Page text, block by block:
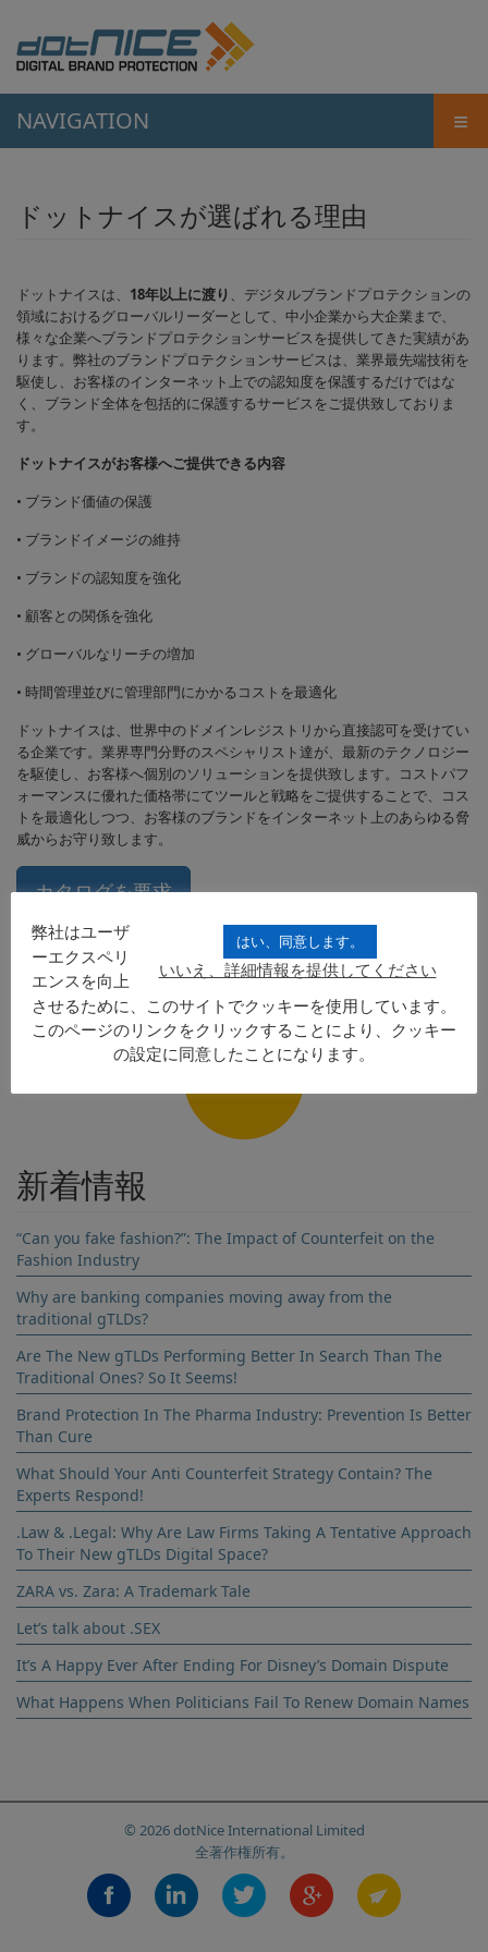
NAVIGATION ≡
ドットナイスが選ばれる理由
ドットナイスは、 18年以上に渡り 、デジタルブランドプロテクションの
領域におけるグローバルリーダーとして、中小企業から大企業まで、
様々な企業へブランドプロテクションサービスを提供してきた実績があ
ります。弊社のブランドプロテクションサービスは、業界最先端技術を
駆使し、お客様のインターネット上での認知度を保護するだけではな
く、ブランド全体を包括的に保護するサービスをご提供致しておりま
す。
ドットナイスがお客様へご提供できる内容
• ブランド価値の保護
• ブランドイメージの維持
• ブランドの認知度を強化
• 顧客との関係を強化
• グローバルなリーチの増加
• 時間管理並びに管理部門にかかるコストを最適化
ドットナイスは、世界中のドメインレジストリから直接認可を受けてい
る企業です。業界専門分野のスペシャリスト達が、最新のテクノロジー
を駆使し、お客様へ個別のソリューションを提供致します。コストパフ
ォーマンスに優れた価格帯にてツールと戦略をご提供することで、コス
トを最適化しつつ、お客様のブランドをインターネット上のあらゆる脅
威からお守り致します。
カタログを要求
Name
Email address
By clicking send you are agreeing to our Terms and Conditions
and Privacy Policy
新着情報
“Can you fake fashion?”: The Impact of Counterfeit on the
Fashion Industry
Why are banking companies moving away from the
traditional gTLDs?
Are The New gTLDs Performing Better In Search Than The
Traditional Ones? So It Seems!
Brand Protection In The Pharma Industry: Prevention Is Better
Than Cure
What Should Your Anti Counterfeit Strategy Contain? The
Experts Respond!
.Law & .Legal: Why Are Law Firms Taking A Tentative Approach
To Their New gTLDs Digital Space?
ZARA vs. Zara: A Trademark Tale
Let’s talk about .SEX
It’s A Happy Ever After Ending For Disney’s Domain Dispute
What Happens When Politicians Fail To Renew Domain Names
© 2026 dotNice International Limited
全著作権所有。
はい、同意します。
いいえ、詳細情報を提供してください
弊社はユーザ
ーエクスペリ
エンスを向上
させるために、このサイトでクッキーを使用しています。
このページのリンクをクリックすることにより、クッキー
の設定に同意したことになります。